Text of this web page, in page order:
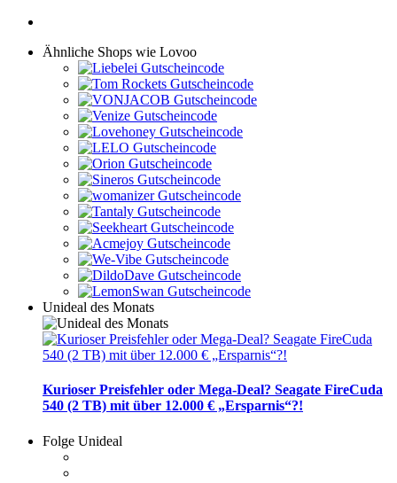
Ähnliche Shops wie Lovoo
Unideal des Monats
Kurioser Preisfehler oder Mega-Deal? Seagate FireCuda
540 (2 TB) mit über 12.000 € „Ersparnis“?!
Folge Unideal